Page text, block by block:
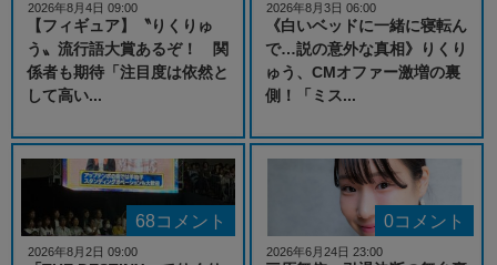
【フィギュア】〝りくりゅ
う〟流行語大賞あるぞ！ 関
係者も期待「注目度は依然と
して高い...
2026年8月4日 09:00
《白いベッドに一緒に寝転ん
で…説の意外な真相》りくり
ゅう、CMオファー激増の裏
側！「ミス...
2026年8月3日 06:00
68コメント
2026年8月2日 09:00
0コメント
2026年6月24日 23:00